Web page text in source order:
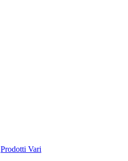
Prodotti Vari